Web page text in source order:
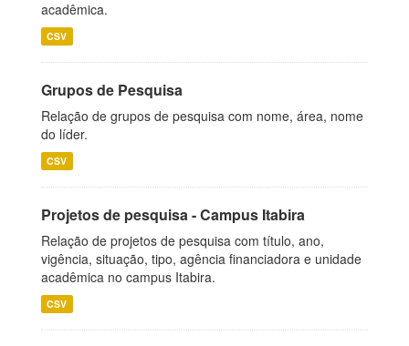
acadêmica.
CSV
Grupos de Pesquisa
Relação de grupos de pesquisa com nome, área, nome
do líder.
CSV
Projetos de pesquisa - Campus Itabira
Relação de projetos de pesquisa com título, ano,
vigência, situação, tipo, agência financiadora e unidade
acadêmica no campus Itabira.
CSV